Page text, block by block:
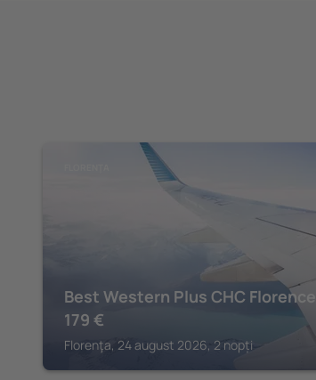
Best Western Plus CHC Florence
179 €
Florenţa, 24 august 2026, 2 nopți